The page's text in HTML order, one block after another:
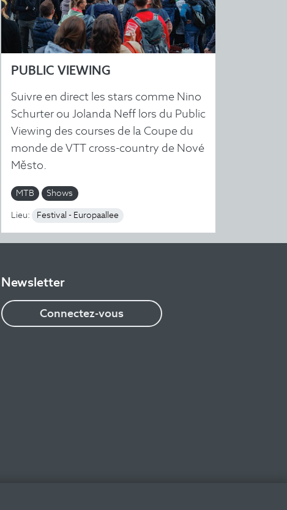
PUBLIC VIEWING
Suivre en direct les stars comme Nino
Schurter ou Jolanda Neff lors du Public
Viewing des courses de la Coupe du
monde de VTT cross-country de Nové
Město.
MTB Shows
Lieu: Festival - Europaallee
Newsletter
Connectez-vous